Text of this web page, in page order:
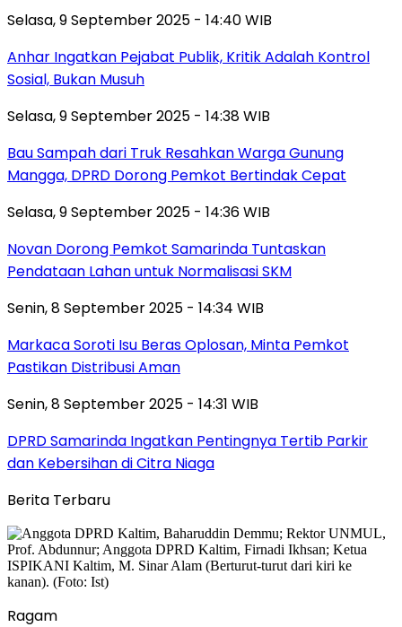
Selasa, 9 September 2025 - 14:40 WIB
Anhar Ingatkan Pejabat Publik, Kritik Adalah Kontrol
Sosial, Bukan Musuh
Selasa, 9 September 2025 - 14:38 WIB
Bau Sampah dari Truk Resahkan Warga Gunung
Mangga, DPRD Dorong Pemkot Bertindak Cepat
Selasa, 9 September 2025 - 14:36 WIB
Novan Dorong Pemkot Samarinda Tuntaskan
Pendataan Lahan untuk Normalisasi SKM
Senin, 8 September 2025 - 14:34 WIB
Markaca Soroti Isu Beras Oplosan, Minta Pemkot
Pastikan Distribusi Aman
Senin, 8 September 2025 - 14:31 WIB
DPRD Samarinda Ingatkan Pentingnya Tertib Parkir
dan Kebersihan di Citra Niaga
Berita Terbaru
Ragam